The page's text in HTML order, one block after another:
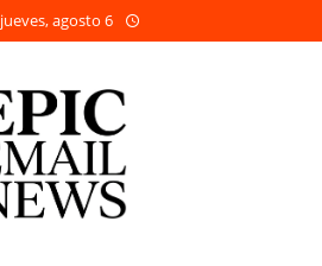
jueves, agosto 6